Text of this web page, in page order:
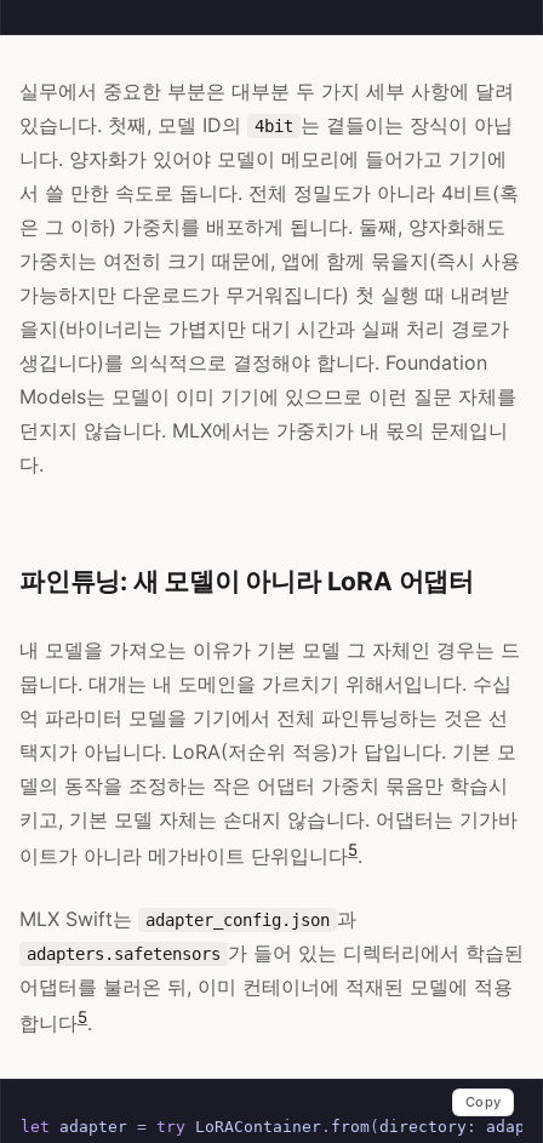
실무에서 중요한 부분은 대부분 두 가지 세부 사항에 달려
있습니다. 첫째, 모델 ID의
4bit 는 곁들이는 장식이 아닙
니다. 양자화가 있어야 모델이 메모리에 들어가고 기기에
서 쓸 만한 속도로 돕니다. 전체 정밀도가 아니라 4비트(혹
은 그 이하) 가중치를 배포하게 됩니다. 둘째, 양자화해도
가중치는 여전히 크기 때문에, 앱에 함께 묶을지(즉시 사용
가능하지만 다운로드가 무거워집니다) 첫 실행 때 내려받
을지(바이너리는 가볍지만 대기 시간과 실패 처리 경로가
생깁니다)를 의식적으로 결정해야 합니다. Foundation
Models는 모델이 이미 기기에 있으므로 이런 질문 자체를
던지지 않습니다. MLX에서는 가중치가 내 몫의 문제입니
다.
파인튜닝: 새 모델이 아니라 LoRA 어댑터
내 모델을 가져오는 이유가 기본 모델 그 자체인 경우는 드
뭅니다. 대개는 내 도메인을 가르치기 위해서입니다. 수십
억 파라미터 모델을 기기에서 전체 파인튜닝하는 것은 선
택지가 아닙니다. LoRA(저순위 적응)가 답입니다. 기본 모
델의 동작을 조정하는 작은 어댑터 가중치 묶음만 학습시
키고, 기본 모델 자체는 손대지 않습니다. 어댑터는 기가바
이트가 아니라 메가바이트 단위입니다5.
MLX Swift는 adapter_config.json 과
adapters.safetensors 가 들어 있는 디렉터리에서 학습된
어댑터를 불러온 뒤, 이미 컨테이너에 적재된 모델에 적용
합니다5.
let adapter = try LoRAContainer . from( directory :
Copy